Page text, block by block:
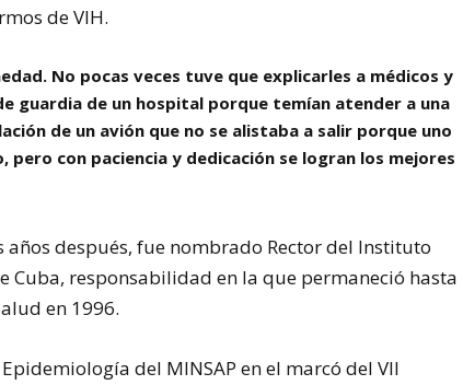
de VIH.
No pocas veces tuve que explicarles a médicos y
guardia de un hospital porque temían atender a una
de un avión que no se alistaba a salir porque uno
pero con paciencia y dedicación se logran los mejores
después, fue nombrado Rector del Instituto
Cuba, responsabilidad en la que permaneció hasta
en 1996.
del MINSAP en el marcó del VII